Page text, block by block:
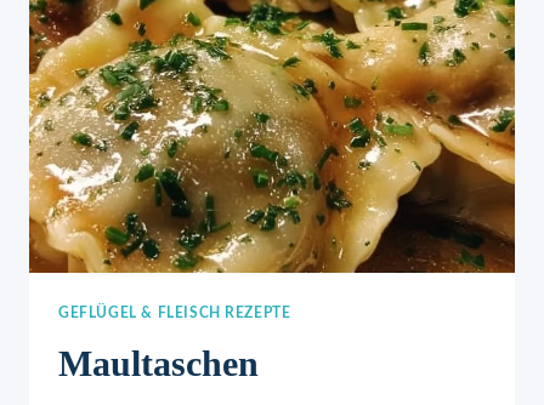
GEFLÜGEL & FLEISCH REZEPTE
Maultaschen